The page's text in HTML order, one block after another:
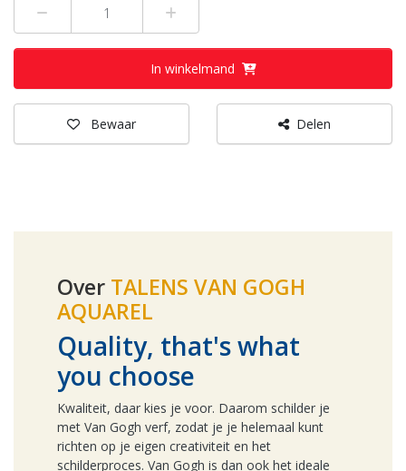
In winkelmand
Bewaar Delen
Over TALENS VAN GOGH
AQUAREL
Quality, that's what
you choose
Kwaliteit, daar kies je voor. Daarom schilder je
met Van Gogh verf, zodat je je helemaal kunt
richten op je eigen creativiteit en het
schilderproces. Van Gogh is dan ook het ideale